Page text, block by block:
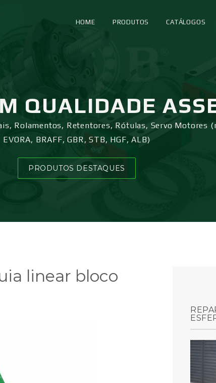
HOME PRODUTOS CATÁLOGOS
QUALIDADE
Rolamentos, Retentores, Rótulas, Servo Motores
EVORA, BRAFF, GBR, STB, HGF, ALB)
PRODUTOS DESTAQUES
linear bloco